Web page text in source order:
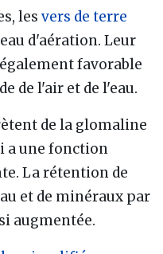
lesvers de terre
d'aération. Leur
favorable
de l'air et de l'eau.
de la glomaline
a une fonction
La rétention de
et de minéraux par
augmentée.